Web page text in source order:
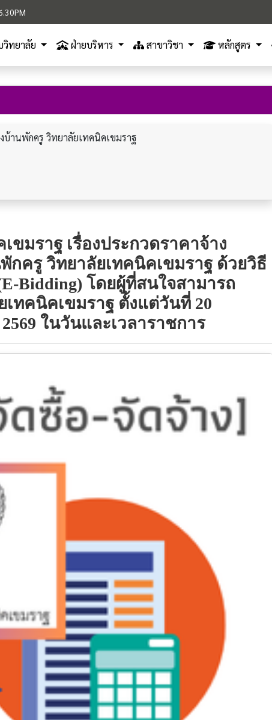
วิทยาลัย ฝ่ายบริหาร สาขาวิชา หลักสูตร
บ้านพักครู วิทยาลัยเทคนิคเขมราฐ
ขมราฐ เรื่องประกวดราคาจ้าง
กครู วิทยาลัยเทคนิคเขมราฐ ด้วยวิธี
Bidding) โดยผู้ที่สนใจสามารถ
ทคนิคเขมราฐ ตั้งแต่วันที่ 20
ในวันและเวลาราชการ